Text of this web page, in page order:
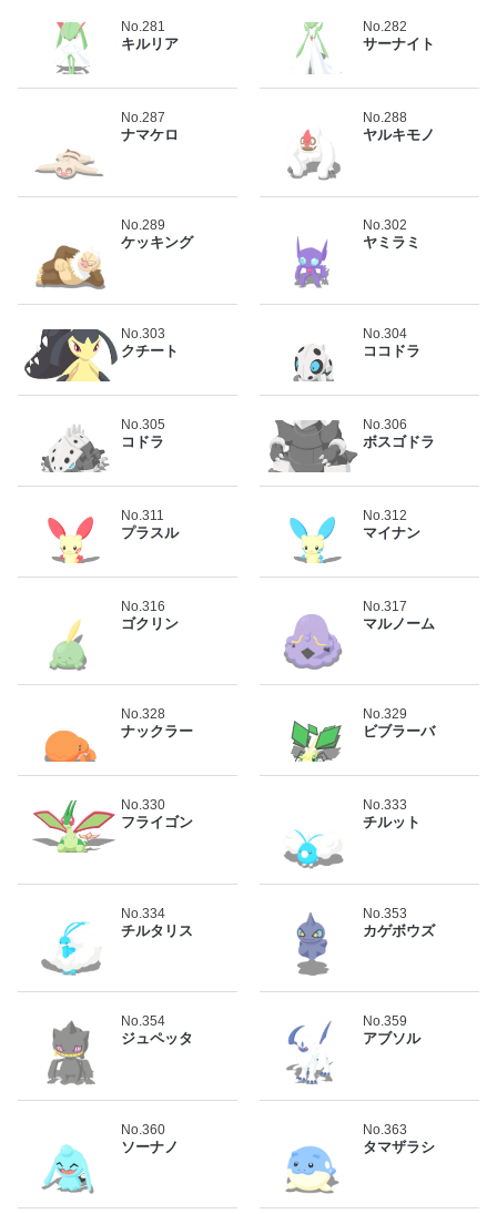
No.281
キルリア
No.282
サーナイト
No.287
ナマケロ
No.288
ヤルキモノ
No.289
ケッキング
No.302
ヤミラミ
No.303
クチート
No.304
ココドラ
No.305
コドラ
No.306
ボスゴドラ
No.311
プラスル
No.312
マイナン
No.316
ゴクリン
No.317
マルノーム
No.328
ナックラー
No.329
ビブラーバ
No.330
フライゴン
No.333
チルット
No.334
チルタリス
No.353
カゲボウズ
No.354
ジュペッタ
No.359
アブソル
No.360
ソーナノ
No.363
タマザラシ